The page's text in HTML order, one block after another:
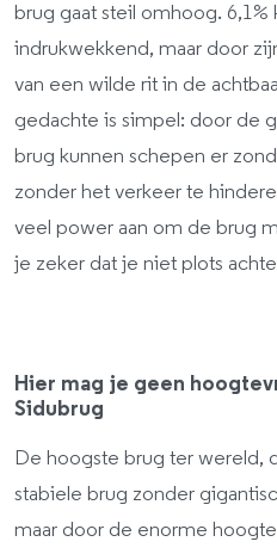
brug gaat steil omhoog.
indrukwekkend, maar door
van een wilde rit in de
gedachte is simpel: door de
brug kunnen schepen er
zonder het verkeer te
veel power aan om de brug
je zeker dat je niet plots
Hier mag je geen
Sidubrug
De hoogste brug ter wereld,
stabiele brug zonder
maar door de enorme